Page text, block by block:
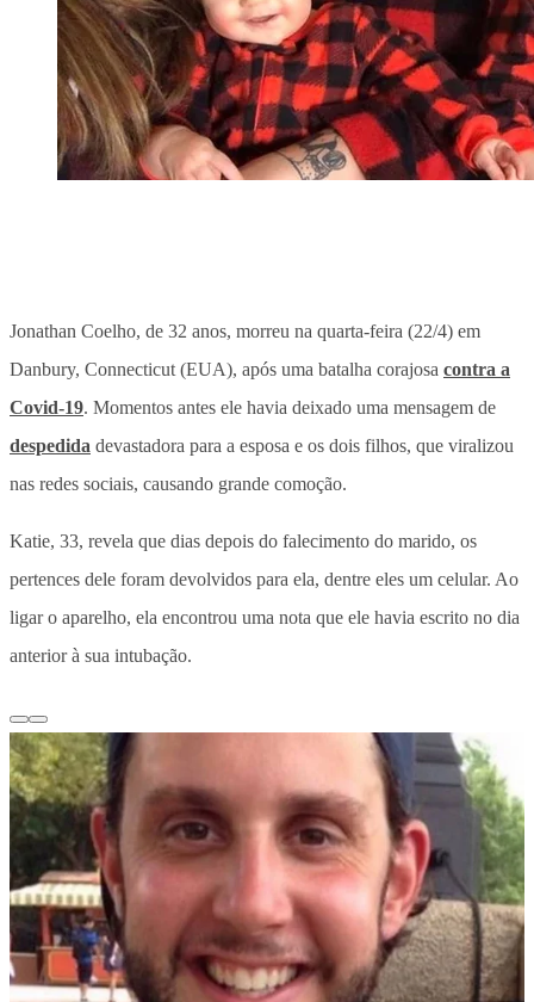
Jonathan Coelho, de 32 anos, morreu na quarta-feira (22/4) em
Danbury, Connecticut (EUA), após uma batalha corajosa contra a
Covid-19. Momentos antes ele havia deixado uma mensagem de
despedida devastadora para a esposa e os dois filhos, que viralizou
nas redes sociais, causando grande comoção.
Katie, 33, revela que dias depois do falecimento do marido, os
pertences dele foram devolvidos para ela, dentre eles um celular. Ao
ligar o aparelho, ela encontrou uma nota que ele havia escrito no dia
anterior à sua intubação.